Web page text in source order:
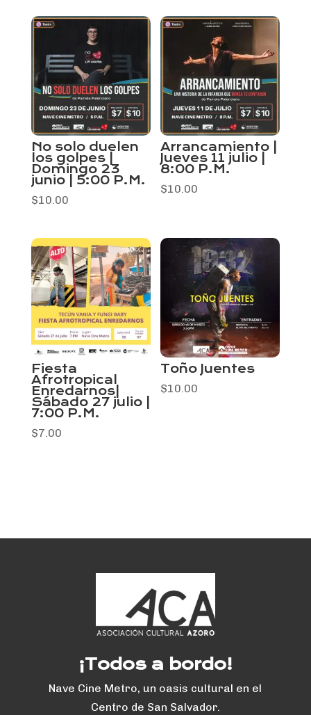
No solo duelen
los golpes |
Domingo 23
junio | 5:00 P.M.
$10.00
Arrancamiento |
Jueves 11 julio |
8:00 P.M.
$10.00
Fiesta
Afrotropical
Enredarnos|
Sábado 27 julio |
7:00 P.M.
$7.00
Toño Juentes
$10.00
¡Todos a bordo!
Nave Cine Metro, un oasis cultural en el
Centro de San Salvador.